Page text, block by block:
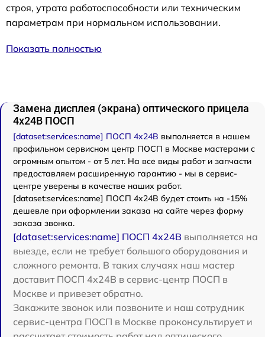
строя, утрата работоспособности или техническим
параметрам при нормальном использовании.
Показать полностью
Замена дисплея (экрана) оптического прицела
4x24B ПОСП
[dataset:services:name] ПОСП 4x24B выполняется в нашем
профильном сервисном центр ПОСП в Москве мастерами с
огромным опытом - от 5 лет. На все виды работ и запчасти
предоставляем расширенную гарантию - мы в сервис-
центре уверены в качестве наших работ.
[dataset:services:name] ПОСП 4x24B будет стоить на -15%
дешевле при оформлении заказа на сайте через форму
заказа звонка.
[dataset:services:name] ПОСП 4x24B выполняется на
выезде, если не требует большого оборудования и
сложного ремонта. В таких случаях наш мастер
доставит ПОСП 4x24B в сервис-центр ПОСП в
Москве и привезет обратно.
Закажите звонок или позвоните и наш сотрудник
сервис-центра ПОСП в Москве проконсультирует и